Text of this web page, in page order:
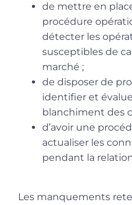
de mettre en
procédure
détecter les
susceptibles de
marché ;
de disposer de
identifier et
blanchiment des
d’avoir une
actualiser les
pendant la relation
Les manquements